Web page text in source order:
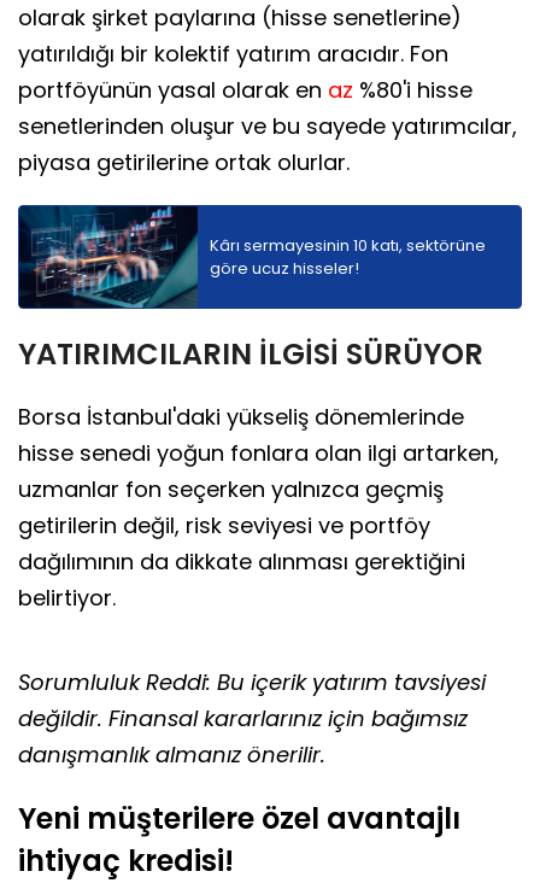
olarak şirket paylarına (hisse senetlerine)
yatırıldığı bir kolektif yatırım aracıdır. Fon
portföyünün yasal olarak en az %80'i hisse
senetlerinden oluşur ve bu sayede yatırımcılar,
piyasa getirilerine ortak olurlar.
Kârı sermayesinin 10 katı, sektörüne
göre ucuz hisseler!
YATIRIMCILARIN İLGİSİ SÜRÜYOR
Borsa İstanbul'daki yükseliş dönemlerinde
hisse senedi yoğun fonlara olan ilgi artarken,
uzmanlar fon seçerken yalnızca geçmiş
getirilerin değil, risk seviyesi ve portföy
dağılımının da dikkate alınması gerektiğini
belirtiyor.
Sorumluluk Reddi: Bu içerik yatırım tavsiyesi
değildir. Finansal kararlarınız için bağımsız
danışmanlık almanız önerilir.
Yeni müşterilere özel avantajlı
ihtiyaç kredisi!